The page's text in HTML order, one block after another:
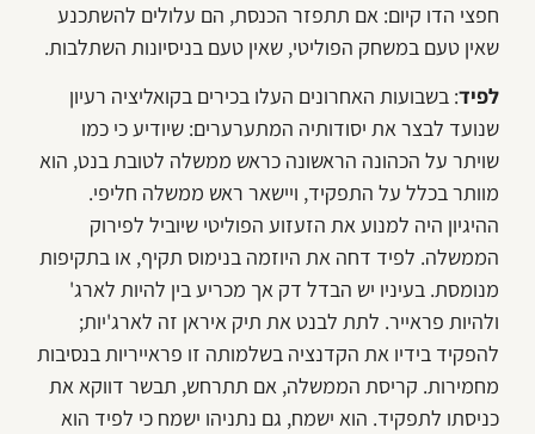
חפצי הדו קיום: אם תתפזר הכנסת, הם עלולים להשתכנע
שאין טעם במשחק הפוליטי, שאין טעם בניסיונות השתלבות.
לפיד: בשבועות האחרונים העלו בכירים בקואליציה רעיון
שנועד לבצר את יסודותיה המתערערים: שיודיע כי כמו
שויתר על הכהונה הראשונה כראש ממשלה לטובת בנט, הוא
מוותר בכלל על התפקיד, ויישאר ראש ממשלה חליפי.
ההיגיון היה למנוע את הזעזוע הפוליטי שיוביל לפירוק
הממשלה. לפיד דחה את היוזמה בנימוס תקיף, או בתקיפות
מנומסת. בעיניו יש הבדל דק אך מכריע בין להיות לארג'
ולהיות פראייר. לתת לבנט את תיק איראן זה לארג'יות;
להפקיד בידיו את הקדנציה בשלמותה זו פראייריות בנסיבות
מחמירות. קריסת הממשלה, אם תתרחש, תבשר דווקא את
כניסתו לתפקיד. הוא ישמח, גם נתניהו ישמח כי לפיד הוא